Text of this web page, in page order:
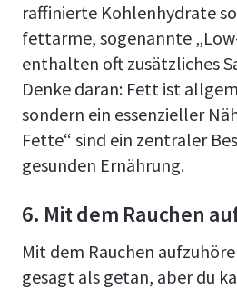
raffinierte Kohlenhydrate
fettarme, sogenannte
enthalten oft zusätzliches
Denke daran: Fett ist
sondern ein essenzieller
Fette“ sind ein zentraler
gesunden Ernährung.
6. Mit dem Rauchen
Mit dem Rauchen
gesagt als getan, aber du